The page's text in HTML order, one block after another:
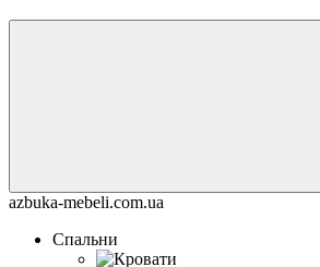
azbuka-mebeli.com.ua
Спальни